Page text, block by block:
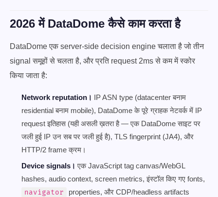
2026 में DataDome कैसे काम करता है
DataDome एक server-side decision engine चलाता है जो तीन
signal समूहों से चलता है, और प्रति request 2ms से कम में स्कोर
किया जाता है:
Network reputation। IP ASN type (datacenter बनाम
residential बनाम mobile), DataDome के पूरे ग्राहक नेटवर्क में IP
request इतिहास (यही असली ख़तरा है — एक DataDome साइट पर
जली हुई IP उन सब पर जली हुई है), TLS fingerprint (JA4), और
HTTP/2 frame क्रम।
Device signals। एक JavaScript tag canvas/WebGL
hashes, audio context, screen metrics, इंस्टॉल किए गए fonts,
navigator
properties, और CDP/headless artifacts